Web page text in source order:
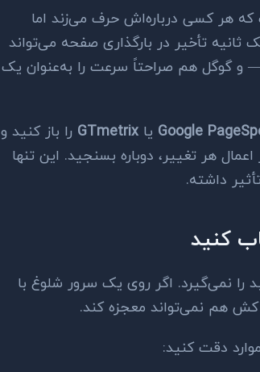
هر کسی درباره‌اش حرف می‌زند اما
ثانیه تأخیر در بارگذاری صفحه می‌تواند
— و گوگل هم صراحتاً سرعت را به‌عنوان یک
Google یا GTmetrix را باز کنید و
هر تغییر، دوباره بسنجید. این تنها
داشته.
نمی‌گیرد. اگر روی یک سرور شلوغ با
کش هم نمی‌تواند معجزه کند.
دقت کنید: